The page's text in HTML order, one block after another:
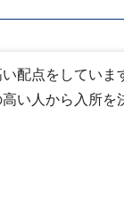
配点をしていま
い人から入所を